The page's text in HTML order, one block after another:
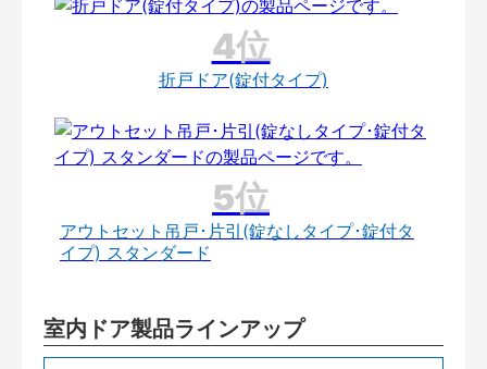
折戸ドア(錠付タイプ)
アウトセット吊戸･片引(錠なしタイプ･錠付タ
イプ) スタンダード
室内ドア製品ラインアップ